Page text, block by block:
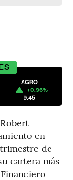
AGRO
+0.96%
9.45
en
de
cartera más